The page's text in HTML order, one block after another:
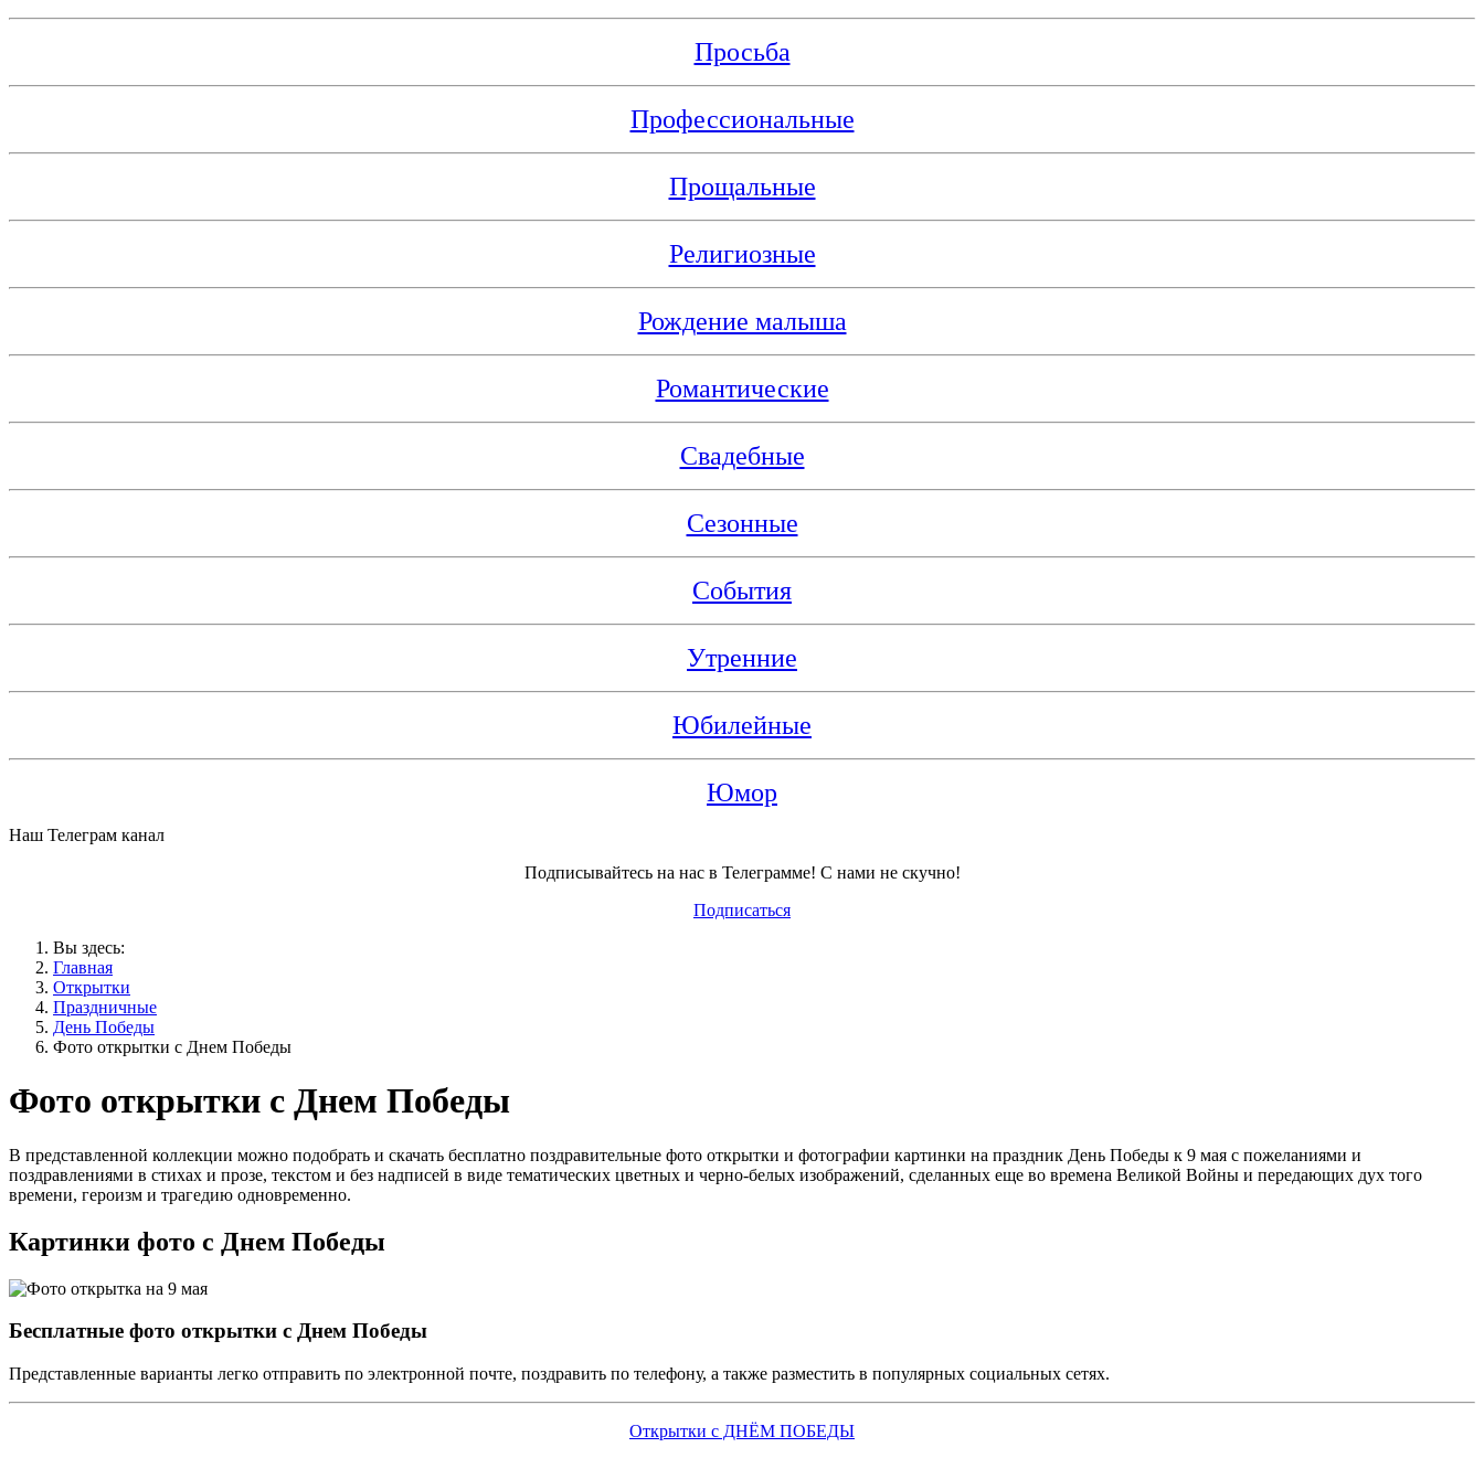
Просьба
Профессиональные
Прощальные
Религиозные
Рождение малыша
Романтические
Свадебные
Сезонные
События
Утренние
Юбилейные
Юмор
Наш Телеграм канал
Подписывайтесь на нас в Телеграмме! С нами не скучно!
Подписаться
Вы здесь:
Главная
Открытки
Праздничные
День Победы
Фото открытки с Днем Победы
Фото открытки с Днем Победы
В представленной коллекции можно подобрать и скачать бесплатно поздравительные фото открытки и фотографии картинки на праздник День Победы к 9 мая с пожеланиями и
поздравлениями в стихах и прозе, текстом и без надписей в виде тематических цветных и черно-белых изображений, сделанных еще во времена Великой Войны и передающих дух того
времени, героизм и трагедию одновременно.
Картинки фото с Днем Победы
Бесплатные фото открытки с Днем Победы
Представленные варианты легко отправить по электронной почте, поздравить по телефону, а также разместить в популярных социальных сетях.
Открытки с ДНЁМ ПОБЕДЫ